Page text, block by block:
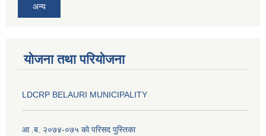
अन्य
योजना तथा परियोजना
LDCRP BELAURI MUNICIPALITY
आ .ब. २०७४-०७५ को परिसद पुस्तिका